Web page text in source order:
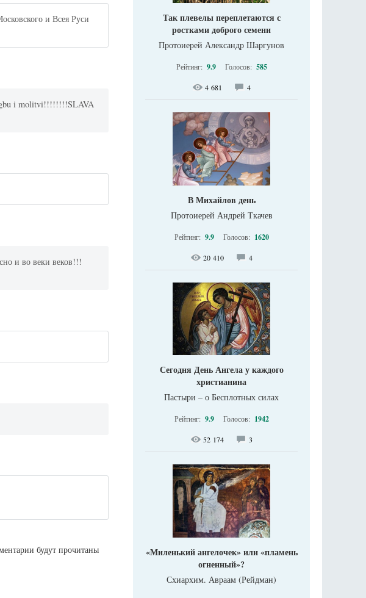
и Всея Руси
i molitvi!!!!!!!!SLAVA
и во веки веков!!!
будут прочитаны
Так плевелы переплетаются с
ростками доброго семени
Протоиерей Александр Шаргунов
Рейтинг: 9.9 Голосов: 585
4 681 4
В Михайлов день
Протоиерей Андрей Ткачев
Рейтинг: 9.9 Голосов: 1620
20 410 4
Сегодня День Ангела у каждого
христианина
Пастыри – о Бесплотных силах
Рейтинг: 9.9 Голосов: 1942
52 174 3
«Миленький ангелочек» или «пламень
огненный»?
Схиархим. Авраам (Рейдман)